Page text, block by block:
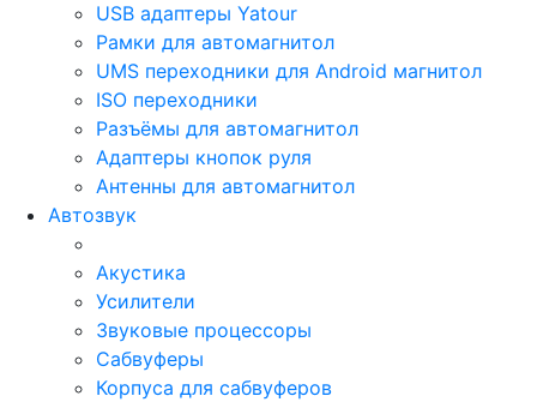
USB адаптеры Yatour
Рамки для автомагнитол
UMS переходники для Android магнитол
ISO переходники
Разъёмы для автомагнитол
Адаптеры кнопок руля
Антенны для автомагнитол
Автозвук
Акустика
Усилители
Звуковые процессоры
Сабвуферы
Корпуса для сабвуферов